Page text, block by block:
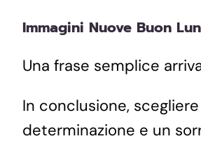
​Immagini Nuove Buon
​Una frase semplice
​In conclusione,
determinazione e un